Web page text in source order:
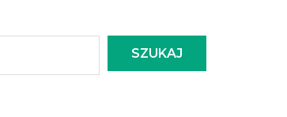
SZUKAJ